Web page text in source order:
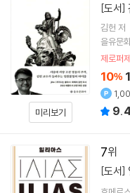
미리보기
[도서]
김헌 저
을유문
제로퍼
10%
9.4
7
[도서]